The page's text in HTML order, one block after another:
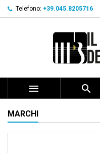
Telefono: +39.045.8205716
 
MARCHI